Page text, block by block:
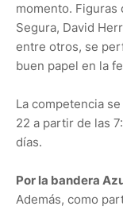
momento.
Segura, David
entre otros, se
buen papel en la
La competencia
22 a partir de las
días.
Por la bandera
Además, como